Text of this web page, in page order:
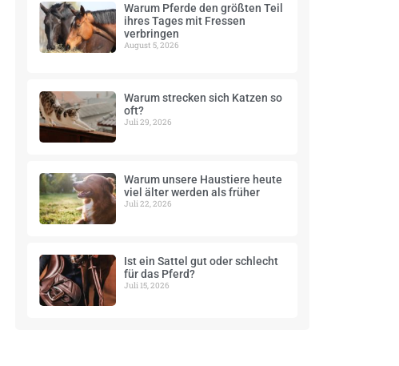
Warum Pferde den größten Teil
ihres Tages mit Fressen
verbringen
August 5, 2026
Warum strecken sich Katzen so
oft?
Juli 29, 2026
Warum unsere Haustiere heute
viel älter werden als früher
Juli 22, 2026
Ist ein Sattel gut oder schlecht
für das Pferd?
Juli 15, 2026